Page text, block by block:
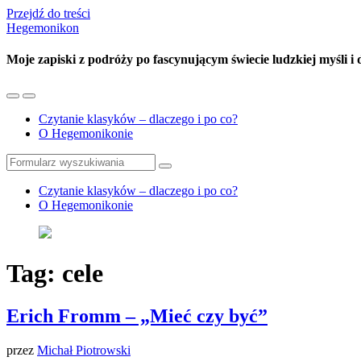
Przejdź do treści
Hegemonikon
Moje zapiski z podróży po fascynującym świecie ludzkiej myśli i
Przełącz
mobilne
Przełącz
pole
wyszukiwania
Czytanie klasyków – dlaczego i po co?
O Hegemonikonie
Szukaj
Czytanie klasyków – dlaczego i po co?
O Hegemonikonie
Tag: cele
Erich Fromm – „Mieć czy być”
przez Michał Piotrowski